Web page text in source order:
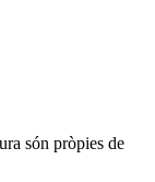
són pròpies de